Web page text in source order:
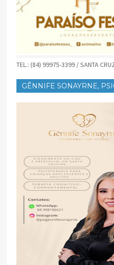
TEL.: (84) 99975-3399 / SANTA
GÊNNIFE SONAYRNE,